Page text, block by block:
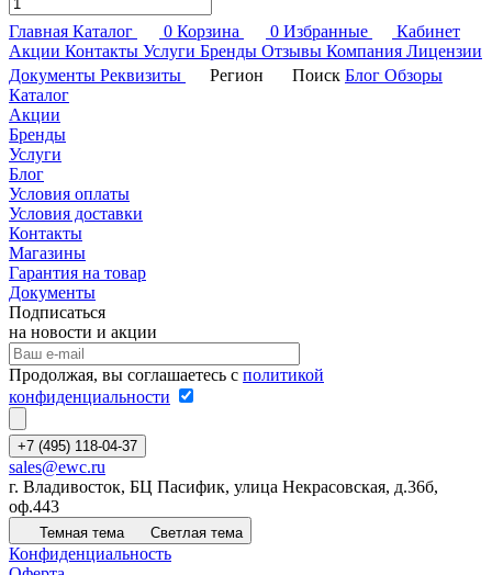
Главная Каталог 0 Корзина 0 Избранные
Кабинет
Акции Контакты Услуги Бренды Отзывы Компания Лицензии
Документы Реквизиты Регион Поиск Блог Обзоры
Каталог
Акции
Бренды
Услуги
Блог
Условия оплаты
Условия доставки
Контакты
Магазины
Гарантия на товар
Документы
Подписаться
на новости и акции
Продолжая, вы соглашаетесь с политикой
конфиденциальности
+7 (495) 118-04-37
sales@ewc.ru
г. Владивосток, БЦ Пасифик, улица Некрасовская, д.36б,
оф.443
Темная тема Светлая тема
Конфиденциальность